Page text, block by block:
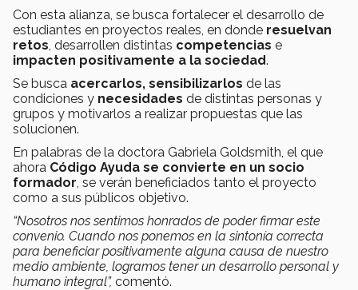
Con esta alianza, se busca fortalecer el desarrollo de
estudiantes en proyectos reales, en donde resuelvan
retos , desarrollen distintas competencias e
impacten positivamente a la sociedad.
Se busca acercarlos, sensibilizarlos de las
condiciones y necesidades de distintas personas y
grupos y motivarlos a realizar propuestas que las
solucionen.
En palabras de la doctora Gabriela Goldsmith, el que
ahora Código Ayuda se convierte en un socio
formador , se verán beneficiados tanto el proyecto
como a sus públicos objetivo.
“Nosotros nos sentimos honrados de poder firmar este
convenio. Cuando nos ponemos en la sintonía correcta
para beneficiar positivamente alguna causa de nuestro
medio ambiente, logramos tener un desarrollo personal y
humano integral”, comentó.